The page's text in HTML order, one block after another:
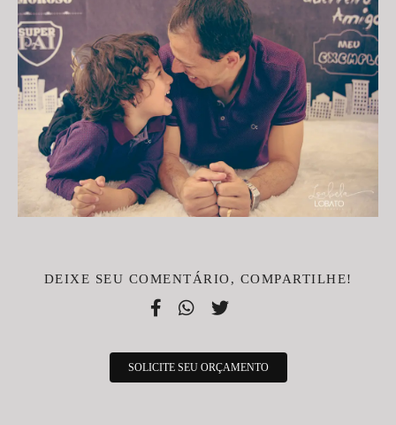
DEIXE SEU COMENTÁRIO, COMPARTILHE!
SOLICITE SEU ORÇAMENTO